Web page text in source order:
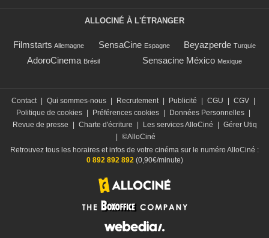
ALLOCINÉ À L'ÉTRANGER
Filmstarts Allemagne SensaCine Espagne Beyazperde Turquie
AdoroCinema Brésil Sensacine México Mexique
Contact Qui sommes-nous Recrutement Publicité CGU CGV
Politique de cookies
Préférences cookies Données Personnelles
Revue de presse
Charte d'écriture Les services AlloCiné
Gérer Utiq
©AlloCiné
Retrouvez tous les horaires et infos de votre cinéma sur le numéro AlloCiné :
0 892 892 892(0,90€/minute)